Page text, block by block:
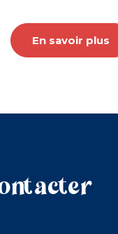
En savoir plus